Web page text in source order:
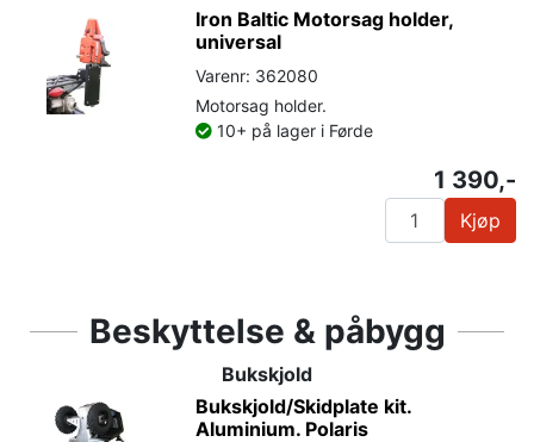
Iron Baltic Motorsag holder,
universal
Varenr: 362080
Motorsag holder.
10+ på lager i Førde
1 390,-
Kjøp
Beskyttelse & påbygg
Bukskjold
Bukskjold/Skidplate kit.
Aluminium. Polaris